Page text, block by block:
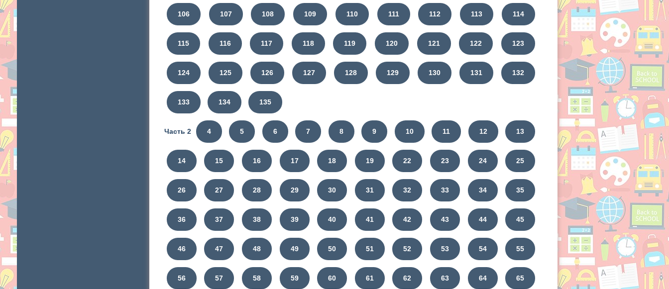
106 107 108 109 110 111 112 113 114
115 116 117 118 119 120 121 122 123
124 125 126 127 128 129 130 131 132
133 134 135
Часть 2 4 5 6 7 8 9 10 11 12 13
14 15 16 17 18 19 22 23 24 25
26 27 28 29 30 31 32 33 34 35
36 37 38 39 40 41 42 43 44 45
46 47 48 49 50 51 52 53 54 55
56 57 58 59 60 61 62 63 64 65